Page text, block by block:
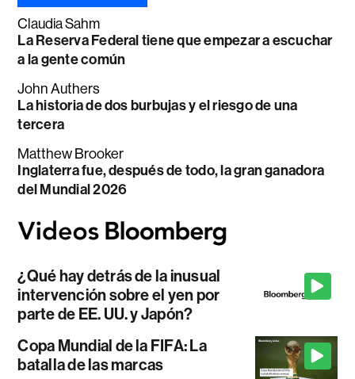
Claudia Sahm
La Reserva Federal tiene que empezar a escuchar
a la gente común
John Authers
La historia de dos burbujas y el riesgo de una
tercera
Matthew Brooker
Inglaterra fue, después de todo, la gran ganadora
del Mundial 2026
¿Qué hay detrás de la inusual
intervención sobre el yen por
parte de EE. UU. y Japón?
Copa Mundial de la FIFA: La
batalla de las marcas